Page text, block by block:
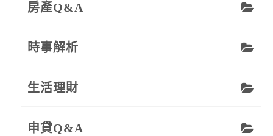
房產Q&A
時事解析
生活理財
申貸Q&A